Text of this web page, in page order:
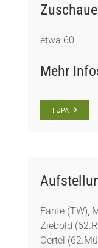
etwa 60
Mehr
FUPA
Fante (TW),
Ziebold
Oertel